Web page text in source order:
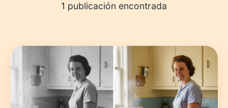
1 publicación encontrada